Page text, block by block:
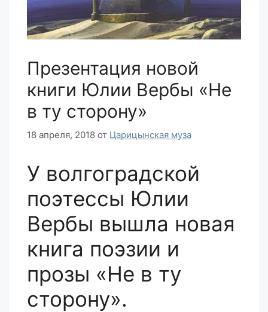
Презентация новой
книги Юлии Вербы «Не
в ту сторону»
18 апреля, 2018 от Царицынская муза
У волгоградской
поэтессы Юлии
Вербы вышла новая
книга поэзии и
прозы «Не в ту
сторону».